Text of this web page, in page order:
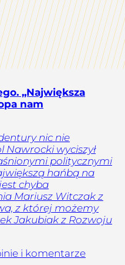
„Największa
nam
nic nie
Nawrocki wyciszył
politycznymi
hańbą na
chyba
Mariusz Witczak z
z której możemy
Jakubiak z Rozwoju
i komentarze